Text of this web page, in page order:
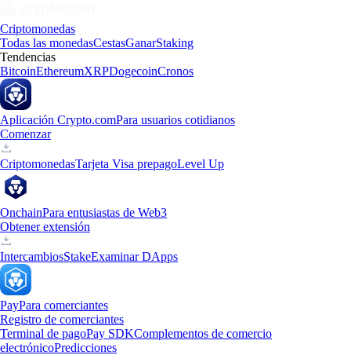
Criptomonedas
Todas las monedasCestasGanarStaking
Tendencias
BitcoinEthereumXRPDogecoinCronos
Aplicación Crypto.comPara usuarios cotidianos
Comenzar
CriptomonedasTarjeta Visa prepagoLevel Up
OnchainPara entusiastas de Web3
Obtener extensión
IntercambiosStakeExaminar DApps
PayPara comerciantes
Registro de comerciantes
Terminal de pagoPay SDKComplementos de comercio
electrónicoPredicciones